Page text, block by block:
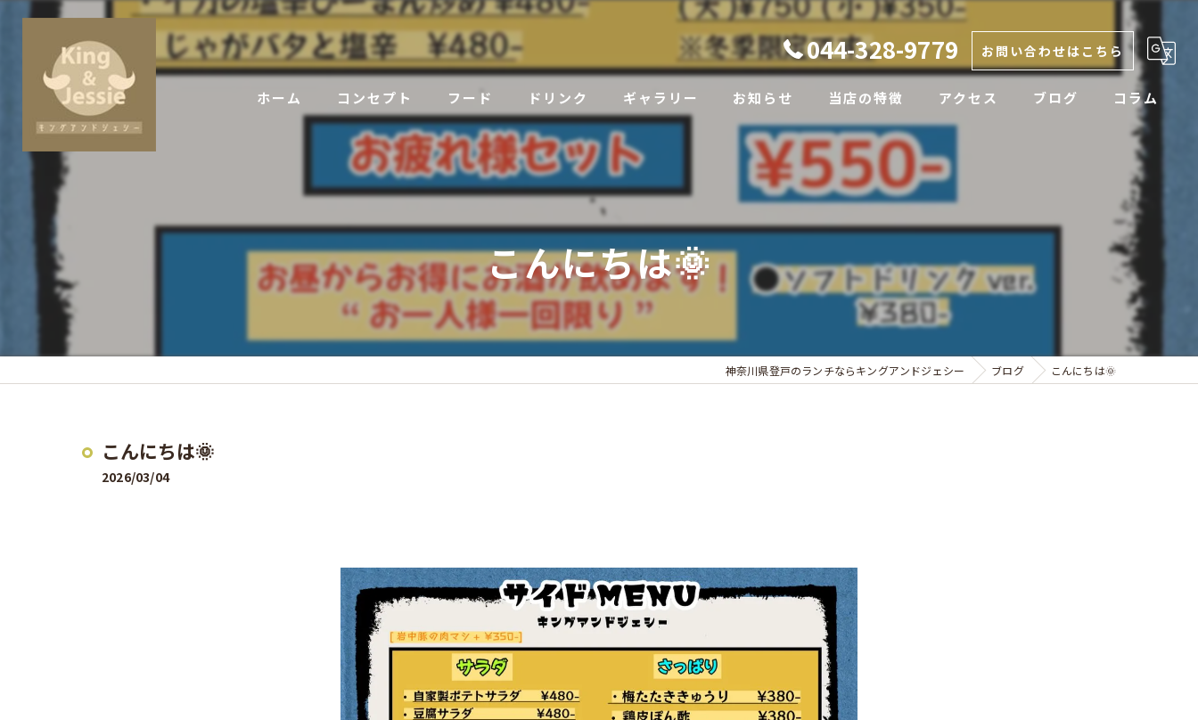
044-328-9779 お問い合わせはこちら
ホーム コンセプト フード ドリンク ギャラリー お知らせ 当店の特徴
カレー
生姜焼き
テイクアウト
アクセス ブログ コラム
こんにちは🌞
神奈川県登戸のランチならキングアンドジェシー ブログ こんにちは🌞
こんにちは🌞
2026/03/04